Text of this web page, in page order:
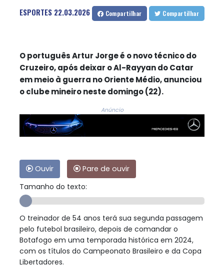
ESPORTES 22.03.2026 Compartilhar Compartilhar
O português Artur Jorge é o novo técnico do
Cruzeiro, após deixar o Al-Rayyan do Catar
em meio à guerra no Oriente Médio, anunciou
o clube mineiro neste domingo (22).
Anúncio
Ouvir
Pare de ouvir
Tamanho do texto:
O treinador de 54 anos terá sua segunda passagem
pelo futebol brasileiro, depois de comandar o
Botafogo em uma temporada histórica em 2024,
com os títulos do Campeonato Brasileiro e da Copa
Libertadores.